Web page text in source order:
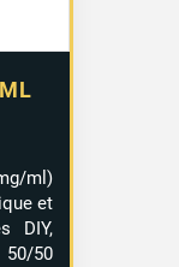
ml)
et
DIY,
50